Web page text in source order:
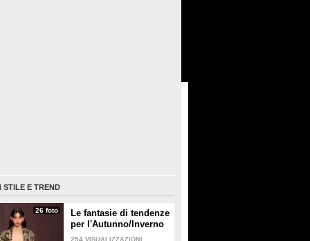
STILE E TREND
26 foto
Le fantasie di tendenze
per l'Autunno/Inverno
2026-2027
254 VISUALIZZAZIONI